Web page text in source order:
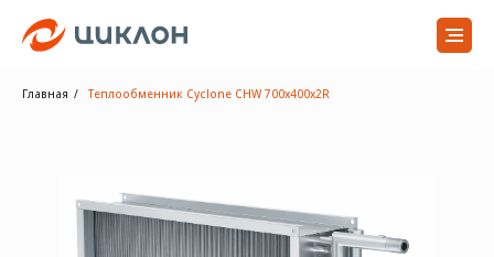
Главная / Теплообменник Cyclone CHW 700x400x2R